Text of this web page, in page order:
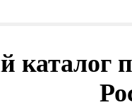
каталог